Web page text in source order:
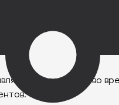
или индустриальных
ваши шансы на
студентам во